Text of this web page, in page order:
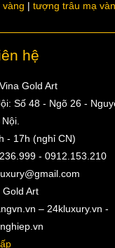
tượng trâu mạ
hệ
Gold Art
Số 48 - Ngõ 26 -
- 17h (nghỉ CN)
- 0912.153.210
Art
– 24kluxury.vn -